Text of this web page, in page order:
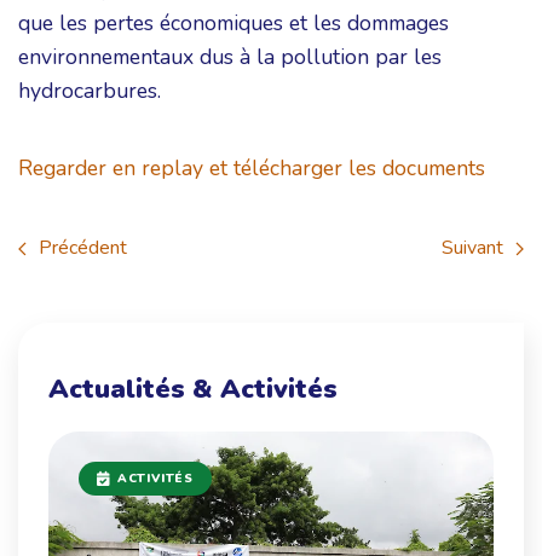
que les pertes économiques et les dommages
environnementaux dus à la pollution par les
hydrocarbures.
Regarder en replay et télécharger les documents
Précédent Suivant
Actualités & Activités
ACTIVITÉS